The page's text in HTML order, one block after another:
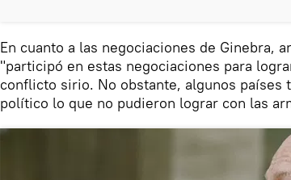
En cuanto a las negociaciones de Ginebra,
"participó en estas negociaciones para
conflicto sirio. No obstante, algunos países
político lo que no pudieron lograr con las